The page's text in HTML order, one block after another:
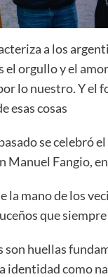
a los
el orgullo y el
lo nuestro. Y el
esas cosas
se celebró
Manuel Fangio,
la mano de los
que
son huellas
identidad como